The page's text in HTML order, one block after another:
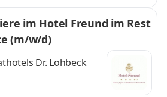
im Hotel Freund im Rest
(m/w/d)
Dr. Lohbeck